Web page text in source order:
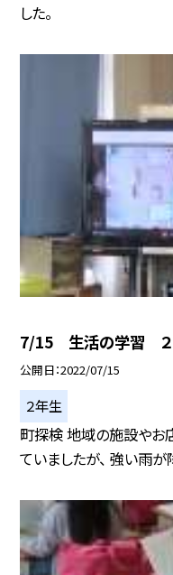
した。
7/15 生活の学習
公開日 2022/07/15
２年生
町探検 地域の施設やお
ていましたが、 強い雨が